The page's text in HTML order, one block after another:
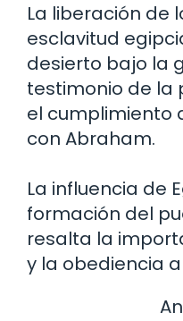
La liberación de
esclavitud
desierto bajo la
testimonio de la
el cumplimiento
con Abraham.
La influencia de
formación del
resalta la
y la obediencia a